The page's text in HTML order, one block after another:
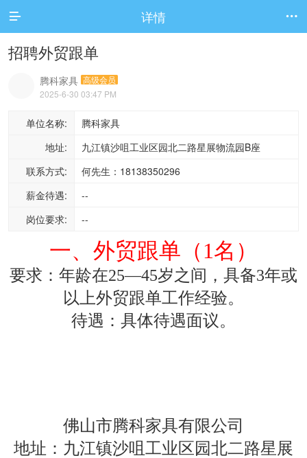
 详情 
招聘外贸跟单
腾科家具 高级会员
2025-6-30 03:47 PM
单位名称:
腾科家具
地址:
九江镇沙咀工业区园北二路星展物流园B座
联系方式:
何先生：18138350296
薪金待遇:
--
岗位要求:
--
一、外贸跟单（1名）
要求：年龄在25—45岁之间，具备3年或
以上外贸跟单工作经验。
待遇：具体待遇面议。
佛山市腾科家具有限公司
地址：九江镇沙咀工业区园北二路星展